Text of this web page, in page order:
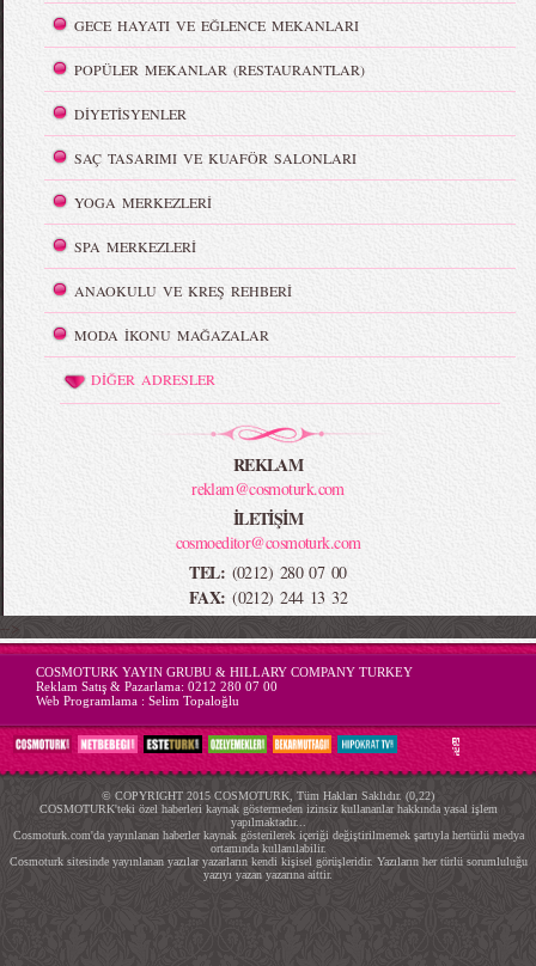
GECE HAYATI VE EĞLENCE MEKANLARI
POPÜLER MEKANLAR (RESTAURANTLAR)
DİYETİSYENLER
SAÇ TASARIMI VE KUAFÖR SALONLARI
YOGA MERKEZLERİ
SPA MERKEZLERİ
ANAOKULU VE KREŞ REHBERİ
MODA İKONU MAĞAZALAR
DİĞER ADRESLER
REKLAM
reklam@cosmoturk.com
İLETİŞİM
cosmoeditor@cosmoturk.com
TEL: (0212) 280 07 00
FAX: (0212) 244 13 32
-->
COSMOTURK YAYIN GRUBU & HILLARY COMPANY TURKEY
Reklam Satış & Pazarlama: 0212 280 07 00
Web Programlama : Selim Topaloğlu
© COPYRIGHT 2015 COSMOTURK, Tüm Hakları Saklıdır. (0,22)
COSMOTURK'teki özel haberleri kaynak göstermeden izinsiz kullananlar hakkında yasal işlem
yapılmaktadır...
Cosmoturk.com'da yayınlanan haberler kaynak gösterilerek içeriği değiştirilmemek şartıyla hertürlü medya
ortamında kullanılabilir.
Cosmoturk sitesinde yayınlanan yazılar yazarların kendi kişisel görüşleridir. Yazıların her türlü sorumluluğu
yazıyı yazan yazarına aittir.